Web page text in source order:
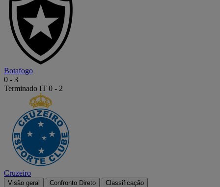
Botafogo
0 - 3
Terminado IT 0 - 2
Cruzeiro
Visão geral Confronto Direto Classificação